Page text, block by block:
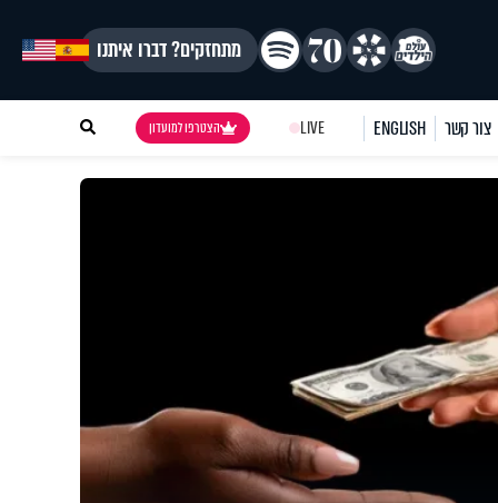
מתחזקים? דברו איתנו
צור קשר ENGLISH
LIVE הצטרפו למועדון